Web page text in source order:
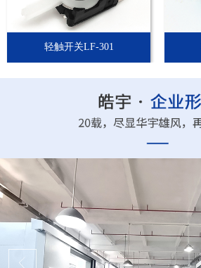
轻触开关LF-301